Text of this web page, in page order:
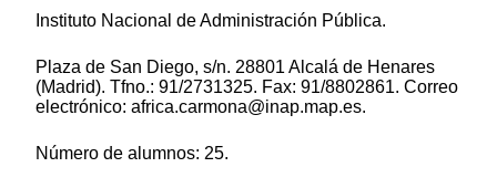
Instituto Nacional de Administración Pública.
Plaza de San Diego, s/n. 28801 Alcalá de Henares
(Madrid). Tfno.: 91/2731325. Fax: 91/8802861. Correo
electrónico: africa.carmona@inap.map.es.
Número de alumnos: 25.